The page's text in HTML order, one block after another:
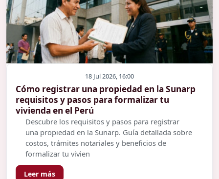
18 Jul 2026, 16:00
Cómo registrar una propiedad en la Sunarp
requisitos y pasos para formalizar tu
vivienda en el Perú
Descubre los requisitos y pasos para registrar
una propiedad en la Sunarp. Guía detallada sobre
costos, trámites notariales y beneficios de
formalizar tu vivien
Leer más